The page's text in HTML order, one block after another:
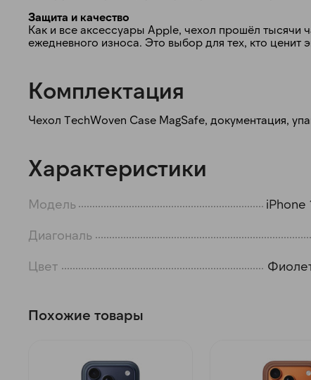
Защита и качество
Как и все аксессуары Apple, чехол прошёл тысячи
ежедневного износа. Это выбор для тех, кто ценит
Комплектация
Чехол TechWoven Case MagSafe, документация,
Характеристики
Модель
iPhone
Диагональ
Цвет
Похожие товары